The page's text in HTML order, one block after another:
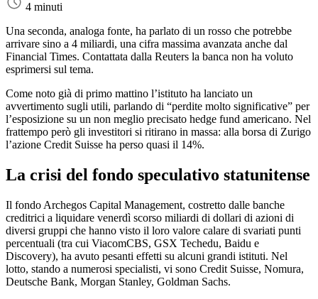
4 minuti
Una seconda, analoga fonte, ha parlato di un rosso che potrebbe
arrivare sino a 4 miliardi, una cifra massima avanzata anche dal
Financial Times. Contattata dalla Reuters la banca non ha voluto
esprimersi sul tema.
Come noto già di primo mattino l’istituto ha lanciato un
avvertimento sugli utili, parlando di “perdite molto significative” per
l’esposizione su un non meglio precisato hedge fund americano. Nel
frattempo però gli investitori si ritirano in massa: alla borsa di Zurigo
l’azione Credit Suisse ha perso quasi il 14%.
La crisi del fondo speculativo statunitense
Il fondo Archegos Capital Management, costretto dalle banche
creditrici a liquidare venerdì scorso miliardi di dollari di azioni di
diversi gruppi che hanno visto il loro valore calare di svariati punti
percentuali (tra cui ViacomCBS, GSX Techedu, Baidu e
Discovery), ha avuto pesanti effetti su alcuni grandi istituti. Nel
lotto, stando a numerosi specialisti, vi sono Credit Suisse, Nomura,
Deutsche Bank, Morgan Stanley, Goldman Sachs.